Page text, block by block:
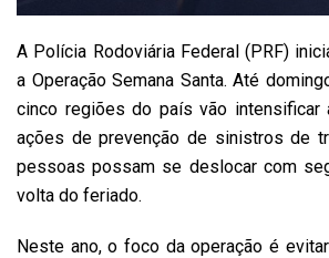
A Polícia Rodoviária Federal (PRF)
a Operação Semana Santa. Até
cinco regiões do país vão intensificar
ações de prevenção de sinistros de
pessoas possam se deslocar com
volta do feriado.
Neste ano, o foco da operação é